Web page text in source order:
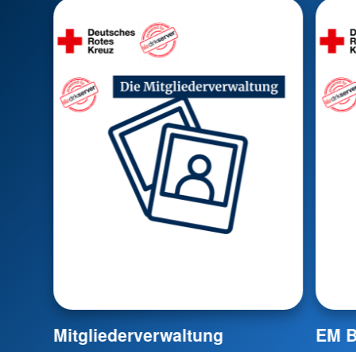
Mitgliederverwaltung EM